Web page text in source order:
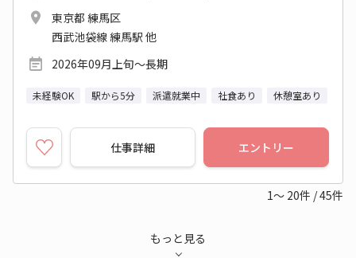
東京都 練馬区
西武池袋線 練馬駅 他
2026年09月上旬～長期
未経験OK 駅から5分 派遣就業中 社食あり 休憩室あり
仕事詳細 エントリー
1～ 20件 /45件
もっと見る